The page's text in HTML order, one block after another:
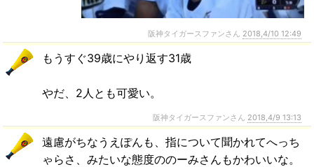
阪神タイガースファンさん 2018,4/10 12:49
もうすぐ39歳にやり返す31歳
やだ、2人とも可愛い。
阪神タイガースファンさん 2018,4/9 13:13
遠慮がちなうえぽんも、指について聞かれてへっち
ゃらさ、みたいな態度ののーみさんもかわいいな。